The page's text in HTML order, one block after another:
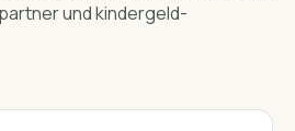
und kindergeld­